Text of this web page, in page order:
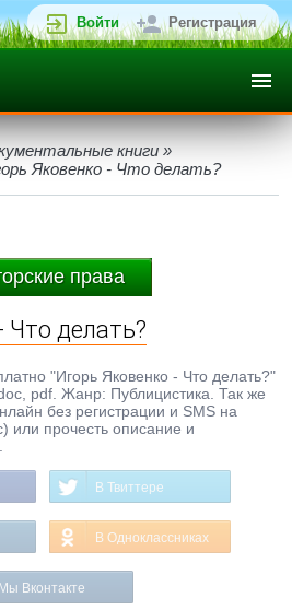
Войти Регистрация
книги »
Яковенко - Что делать?
права
Что делать?
"Игорь Яковенко - Что делать?"
pdf. Жанр: Публицистика. Так же
без регистрации и SMS на
или прочесть описание и
В Твиттере
В Одноклассниках
Мы Вконтакте